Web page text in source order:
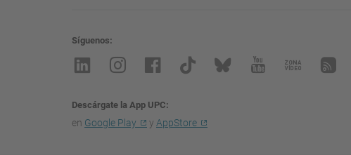
Síguenos
Descárgate la App UPC
en Google Play y AppStore